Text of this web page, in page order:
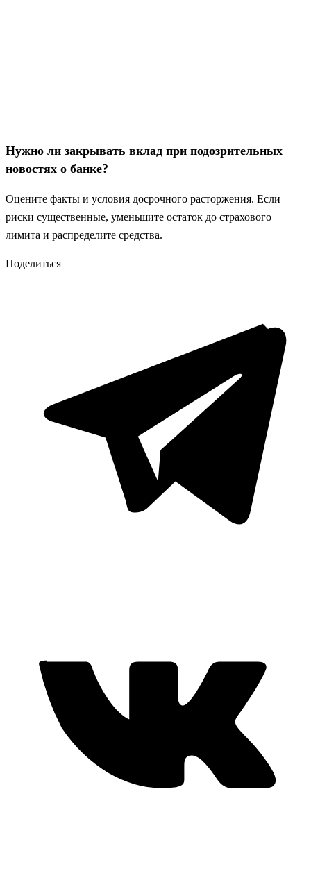
Нужно ли закрывать вклад при подозрительных
новостях о банке?
Оцените факты и условия досрочного расторжения. Если
риски существенные, уменьшите остаток до страхового
лимита и распределите средства.
Поделиться